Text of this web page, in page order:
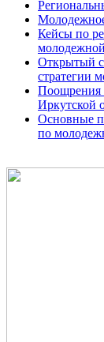
Кейсы по
Открытый
стратегии
Поощрения
Иркутской
Основные
по